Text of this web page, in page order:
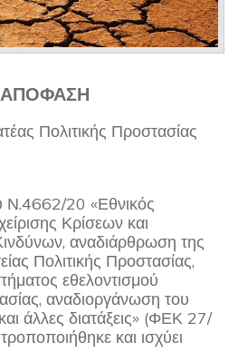
ΑΠΟΦΑΣΗ
Πολιτικής Προστασίας
Ν.4662/20 «Εθνικός
Κρίσεων και
αναδιάρθρωση της
Πολιτικής Προστασίας,
εθελοντισμού
αναδιοργάνωση του
άλλες διατάξεις» (ΦΕΚ 27/
και ισχύει